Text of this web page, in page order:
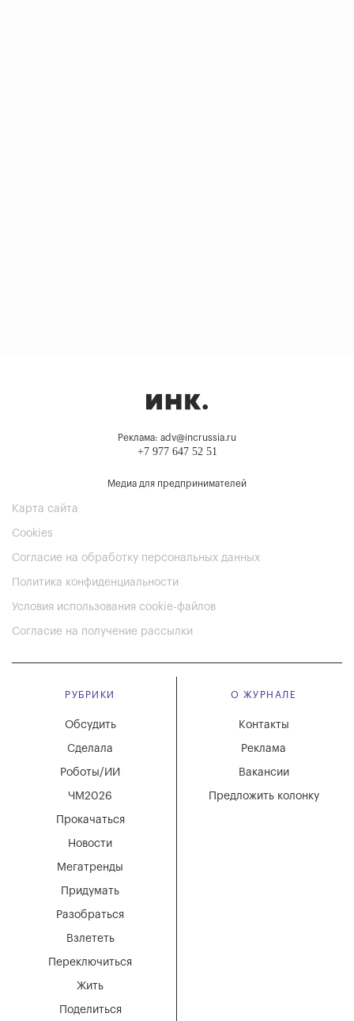
Реклама: adv@incrussia.ru
+7 977 647 52 51
Медиа для предпринимателей
Карта сайта
Cookies
Согласие на обработку персональных данных
Политика конфиденциальности
Условия использования cookie-файлов
Согласие на получение рассылки
РУБРИКИ
Мегатренды
Придумать
Разобраться
Взлететь
Новости
Переключиться
Жить
Поделиться
Обсудить
Сделала
Роботы/ИИ
ЧМ2026
Прокачаться
О ЖУРНАЛЕ
Вакансии
Реклама
Контакты
Предложить колонку